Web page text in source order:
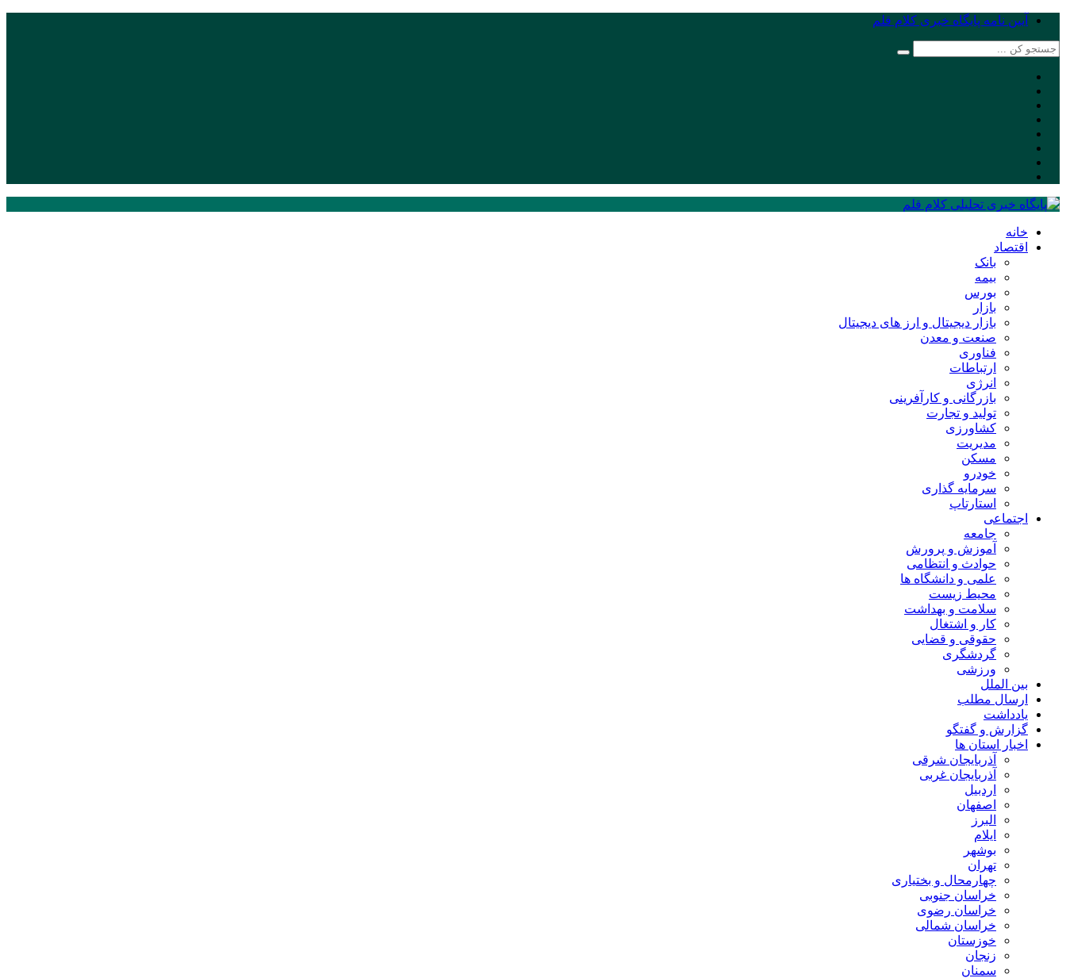
آیین نامه پایگاه خبری کلام قلم
خانه
اقتصاد
بانک
بیمه
بورس
بازار
بازار دیجیتال و ارز های دیجیتال
صنعت و معدن
فناوری
ارتباطات
انرژی
بازرگانی و کارآفرینی
تولید و تجارت
کشاورزی
مدیریت
مسکن
خودرو
سرمایه گذاری
استارتاپ
اجتماعی
جامعه
آموزش و پرورش
حوادث و انتظامی
علمی و دانشگاه ها
محیط زیست
سلامت و بهداشت
کار و اشتغال
حقوقی و قضایی
گردشگری
ورزشی
بین الملل
ارسال مطلب
یادداشت
گزارش و گفتگو
اخبار استان ها
آذربایجان شرقی
آذربایجان غربی
اردبیل
اصفهان
البرز
ایلام
بوشهر
تهران
چهارمحال و بختیاری
خراسان جنوبی
خراسان رضوی
خراسان شمالی
خوزستان
زنجان
سمنان